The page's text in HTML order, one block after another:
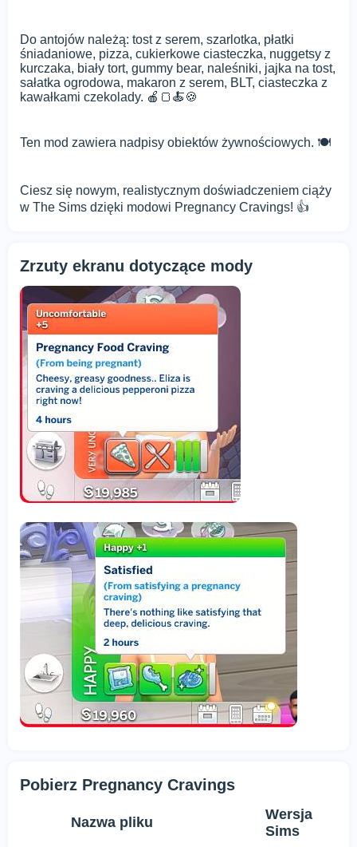
Do antojów należą: tost z serem, szarlotka, płatki
śniadaniowe, pizza, cukierkowe ciasteczka, nuggetsy z
kurczaka, biały tort, gummy bear, naleśniki, jajka na tost,
sałatka ogrodowa, makaron z serem, BLT, ciasteczka z
kawałkami czekolady. 🍎🍞🍝🍪
Ten mod zawiera nadpisy obiektów żywnościowych. 🍽️
Ciesz się nowym, realistycznym doświadczeniem ciąży
w The Sims dzięki modowi Pregnancy Cravings! 👍
Zrzuty ekranu dotyczące mody
Pobierz Pregnancy Cravings
Nazwa pliku
Wersja
Sims